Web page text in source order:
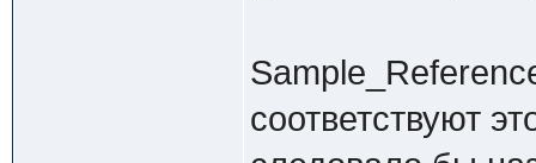
соответствуют